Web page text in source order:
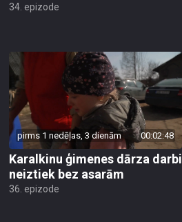
34. epizode
pirms 1 nedēļas, 3 dienām 00:02:48
Karalkinu ģimenes dārza darbi
neiztiek bez asarām
36. epizode